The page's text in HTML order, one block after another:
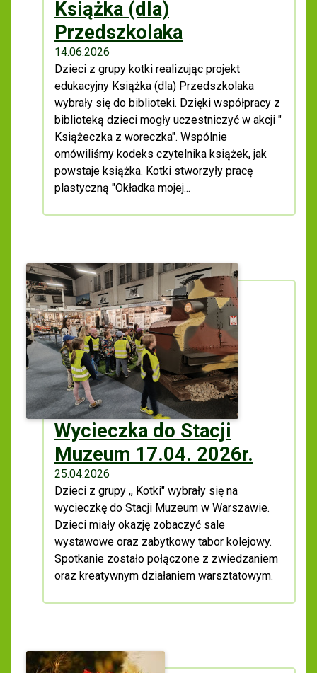
Książka (dla)
Przedszkolaka
14.06.2026
Dzieci z grupy kotki realizując projekt
edukacyjny Książka (dla) Przedszkolaka
wybrały się do biblioteki. Dzięki współpracy z
biblioteką dzieci mogły uczestniczyć w akcji "
Książeczka z woreczka". Wspólnie
omówiliśmy kodeks czytelnika książek, jak
powstaje książka. Kotki stworzyły pracę
plastyczną "Okładka mojej...
Wycieczka do Stacji
Muzeum 17.04. 2026r.
25.04.2026
Dzieci z grupy ,, Kotki" wybrały się na
wycieczkę do Stacji Muzeum w Warszawie.
Dzieci miały okazję zobaczyć sale
wystawowe oraz zabytkowy tabor kolejowy.
Spotkanie zostało połączone z zwiedzaniem
oraz kreatywnym działaniem warsztatowym.